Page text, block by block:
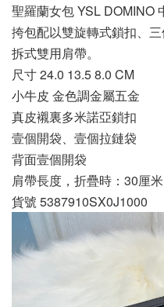
聖羅蘭女包 YSL DOMINO
挎包配以雙旋轉式鎖扣、
拆式雙用肩帶。
尺寸 24.0 13.5 8.0 CM
小牛皮 金色調金屬五金
真皮襯裏多米諾亞鎖扣
壹個開袋、壹個拉鏈袋
背面壹個開袋
肩帶長度，折疊時：30厘
貨號 5387910SX0J1000